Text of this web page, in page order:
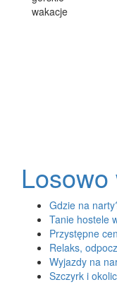
Gdzie na
Tanie hostele
Przystępne
Relaks,
Wyjazdy na
Szczyrk i